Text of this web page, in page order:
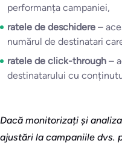
performanța campaniei,
ratele de deschidere –
numărul de destinatari
ratele de click-through –
destinatarului cu
Dacă monitorizați și
ajustări la campaniile dvs.